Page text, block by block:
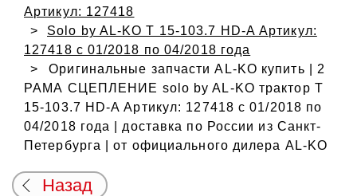
Артикул: 127418
Solo by AL-KO T 15-103.7 HD-A Артикул:
127418 с 01/2018 по 04/2018 года
Оригинальные запчасти AL-KO купить | 2
РАМА СЦЕПЛЕНИЕ solo by AL-KO трактор T
15-103.7 HD-A Артикул: 127418 с 01/2018 по
04/2018 года | доставка по России из Санкт-
Петербурга | от официального дилера AL-KO
Назад